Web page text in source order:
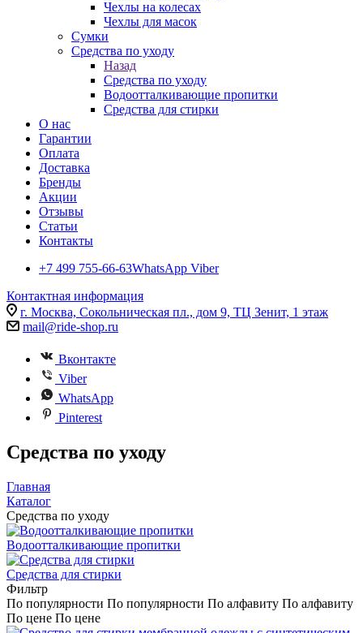
Чехлы на колесах
Чехлы для масок
Сумки
Средства по уходу
Назад
Средства по уходу
Водоотталкивающие пропитки
Средства для стирки
О нас
Гарантии
Оплата
Доставка
Бренды
Акции
Отзывы
Статьи
Контакты
+7 499 755-66-63WhatsApp Viber
Контактная информация
г. Москва, Сокольническая пл., дом 9, ТЦ Зенит, 1 этаж
mail@ride-shop.ru
Вконтакте
Viber
WhatsApp
Pinterest
Средства по уходу
Главная
Каталог
Средства по уходу
Водоотталкивающие пропитки
Средства для стирки
Фильтр
По популярности По популярности По алфавиту По алфавиту
По цене По цене